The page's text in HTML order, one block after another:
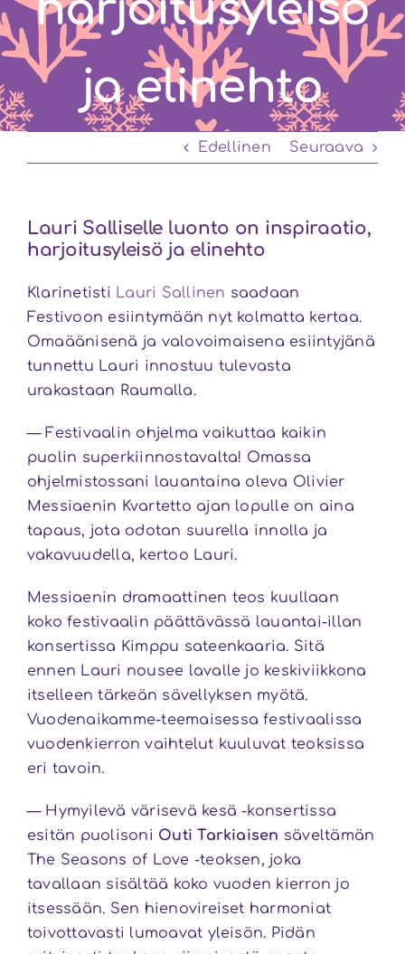
ja elinehto
Edellinen Seuraava
Lauri Salliselle luonto on inspiraatio,
harjoitusyleisö ja elinehto
Klarinetisti Lauri Sallinen saadaan
Festivoon esiintymään nyt kolmatta kertaa.
Omaäänisenä ja valovoimaisena esiintyjänä
tunnettu Lauri innostuu tulevasta
urakastaan Raumalla.
— Festivaalin ohjelma vaikuttaa kaikin
puolin superkiinnostavalta! Omassa
ohjelmistossani lauantaina oleva Olivier
Messiaenin Kvartetto ajan lopulle on aina
tapaus, jota odotan suurella innolla ja
vakavuudella, kertoo Lauri.
Messiaenin dramaattinen teos kuullaan
koko festivaalin päättävässä lauantai-illan
konsertissa Kimppu sateenkaaria. Sitä
ennen Lauri nousee lavalle jo keskiviikkona
itselleen tärkeän sävellyksen myötä.
Vuodenaikamme-teemaisessa festivaalissa
vuodenkierron vaihtelut kuuluvat teoksissa
eri tavoin.
— Hymyilevä värisevä kesä -konsertissa
esitän puolisoni Outi Tarkiaisen säveltämän
The Seasons of Love -teoksen, joka
tavallaan sisältää koko vuoden kierron jo
itsessään. Sen hienovireiset harmoniat
toivottavasti lumoavat yleisön. Pidän